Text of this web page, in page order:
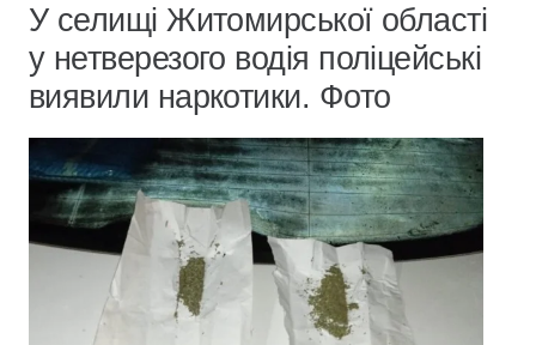
У селищі Житомирської області
у нетверезого водія поліцейські
виявили наркотики. Фото